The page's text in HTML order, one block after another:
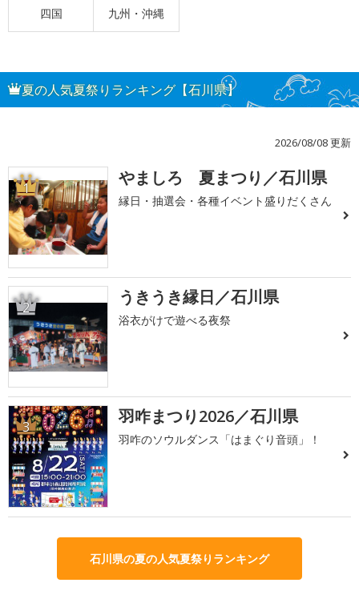
四国 九州・沖縄
夏の人気夏祭りランキング【石川県】
2026/08/08 更新
1 やましろ 夏まつり／石川県
縁日・抽選会・各種イベント盛りだくさん
2 うきうき縁日／石川県
浴衣がけで遊べる夜祭
3 羽咋まつり2026／石川県
羽咋のソウルダンス「はまぐり音頭」！
石川県の夏の人気夏祭りランキング